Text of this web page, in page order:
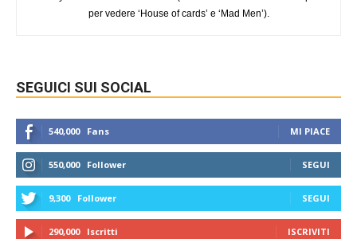
per vedere ‘House of cards’ e ‘Mad Men’).
SEGUICI SUI SOCIAL
540,000 Fans MI PIACE
550,000 Follower SEGUI
9,300 Follower SEGUI
290,000 Iscritti ISCRIVITI